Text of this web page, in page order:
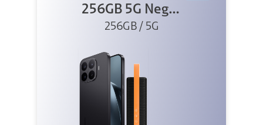
256GB 5G Negro
+ Sound
256GB / 5G